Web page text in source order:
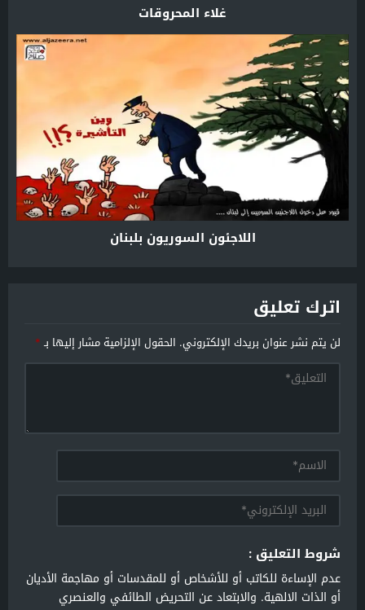
غلاء المحروقات
اللاجئون السوريون بلبنان
اترك تعليق
لن يتم نشر عنوان بريدك الإلكتروني. الحقول الإلزامية مشار إليها بـ*
شروط التعليق :
عدم الإساءة للكاتب أو للأشخاص أو للمقدسات أو مهاجمة الأديان
أو الذات الالهية. والابتعاد عن التحريض الطائفي والعنصري